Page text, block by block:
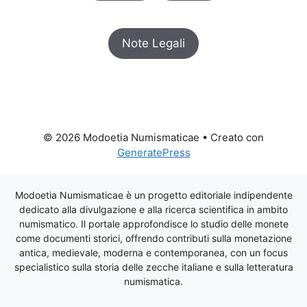
Note Legali
© 2026 Modoetia Numismaticae • Creato con
GeneratePress
Modoetia Numismaticae è un progetto editoriale indipendente
dedicato alla divulgazione e alla ricerca scientifica in ambito
numismatico. Il portale approfondisce lo studio delle monete
come documenti storici, offrendo contributi sulla monetazione
antica, medievale, moderna e contemporanea, con un focus
specialistico sulla storia delle zecche italiane e sulla letteratura
numismatica.